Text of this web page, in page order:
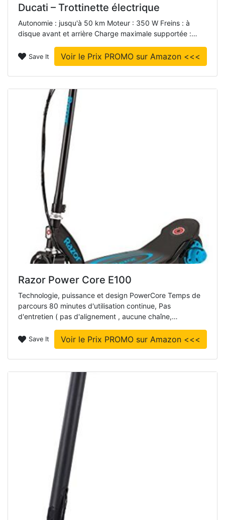
Ducati – Trottinette électrique
Autonomie : jusqu'à 50 km Moteur : 350 W Freins : à
disque avant et arrière Charge maximale supportée :…
Save It Voir le Prix PROMO sur Amazon <<<
Razor Power Core E100
Technologie, puissance et design PowerCore Temps de
parcours 80 minutes d'utilisation continue, Pas
d'entretien ( pas d'alignement , aucune chaîne,…
Save It Voir le Prix PROMO sur Amazon <<<